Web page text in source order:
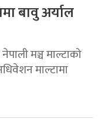
बावु अर्याल
मञ्च माल्टाको
अधिवेशन माल्टामा